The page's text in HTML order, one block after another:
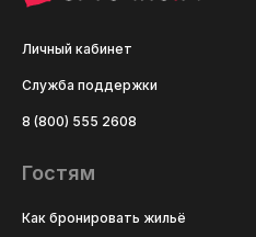
Личный кабинет
Служба поддержки
8 (800) 555 2608
Гостям
Как бронировать жильё